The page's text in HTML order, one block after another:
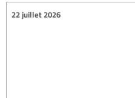
22 juillet 2026